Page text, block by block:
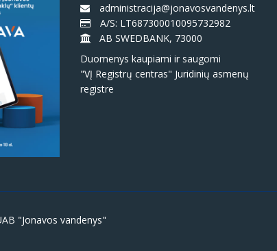
administracija@jonavosvandenys.lt
A/S: LT687300010095732982
AB SWEDBANK, 73000
Duomenys kaupiami ir saugomi
"VĮ Registrų centras" Juridinių asmenų
registre
"Jonavos vandenys"